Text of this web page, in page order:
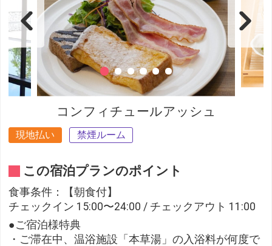
コンフィチュールアッシュ
現地払い 禁煙ルーム
この宿泊プランのポイント
食事条件：【朝食付】
チェックイン 15:00〜24:00 / チェックアウト 11:00
●ご宿泊様特典
・ご滞在中、温浴施設「本草湯」の入浴料が何度で